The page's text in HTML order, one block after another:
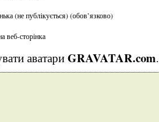
(не публікується) (обов’язково)
веб-сторінка
аватари GRAVATAR.com.